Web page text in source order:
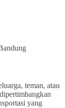
teman, atau
yang